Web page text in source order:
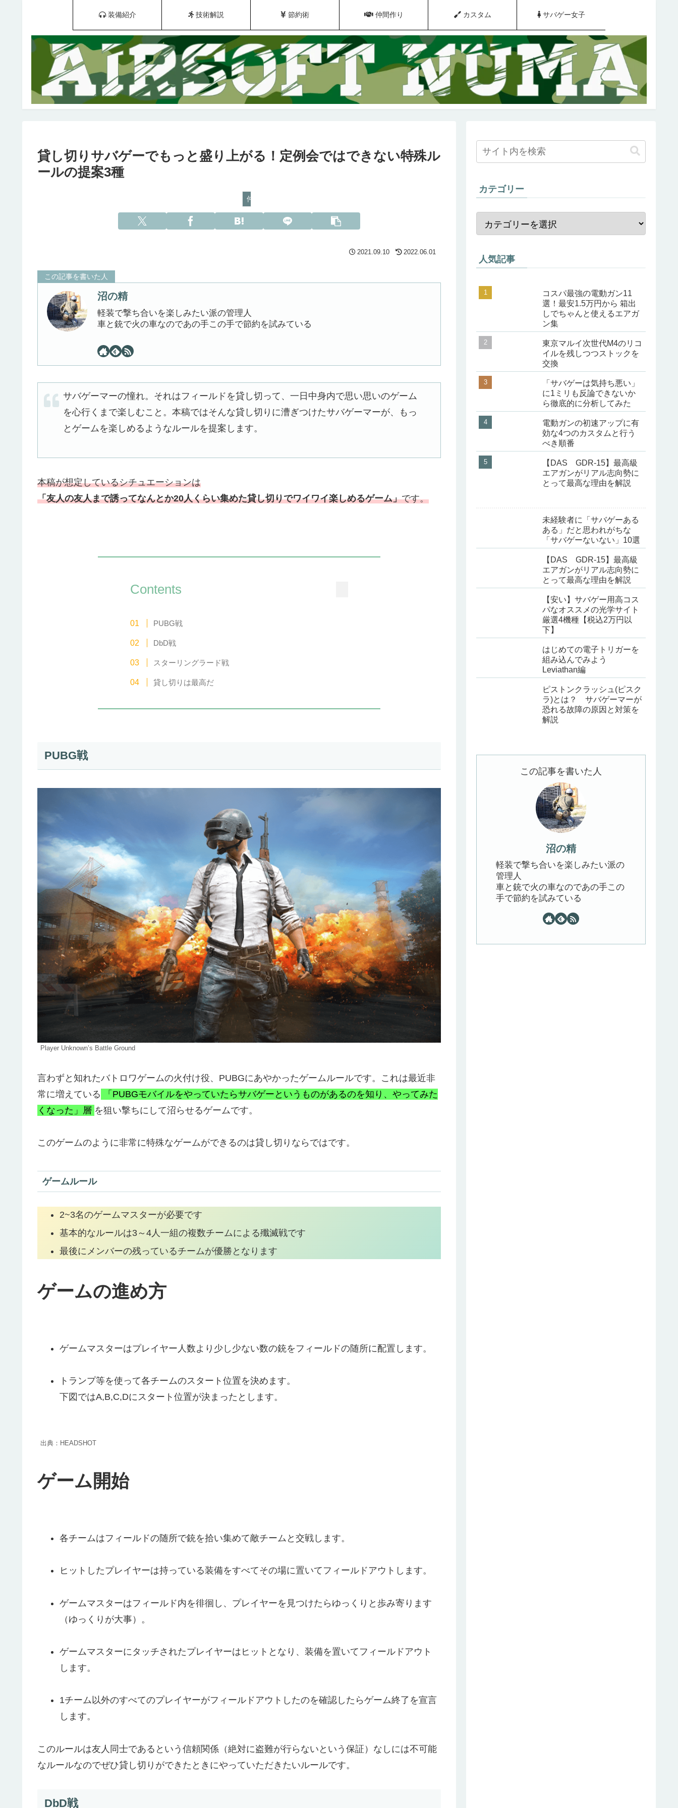
装備紹介 技術解説 節約術 仲間作り カスタム サバゲー女子
貸し切りサバゲーでもっと盛り上がる！定例会ではできない特殊ル
ールの提案3種
仲間づくり
2021.09.10 2022.06.01
この記事を書いた人
沼の精
軽装で撃ち合いを楽しみたい派の管理人
車と銃で火の車なのであの手この手で節約を試みている
サバゲーマーの憧れ。それはフィールドを貸し切って、一日中身内で思い思いのゲーム
を心行くまで楽しむこと。本稿ではそんな貸し切りに漕ぎつけたサバゲーマーが、もっ
とゲームを楽しめるようなルールを提案します。
本稿が想定しているシチュエーションは
「友人の友人まで誘ってなんとか20人くらい集めた貸し切りでワイワイ楽しめるゲーム」です。
Contents
PUBG戦
DbD戦
スターリングラード戦
貸し切りは最高だ
PUBG戦
Player Unknown’s Battle Ground
言わずと知れたバトロワゲームの火付け役、PUBGにあやかったゲームルールです。これは最近非
常に増えている 「PUBGモバイルをやっていたらサバゲーというものがあるのを知り、やってみた
くなった」層 を狙い撃ちにして沼らせるゲームです。
このゲームのように非常に特殊なゲームができるのは貸し切りならではです。
ゲームルール
2~3名のゲームマスターが必要です
基本的なルールは3～4人一組の複数チームによる殲滅戦です
最後にメンバーの残っているチームが優勝となります
ゲームの進め方
ゲームマスターはプレイヤー人数より少し少ない数の銃をフィールドの随所に配置します。
トランプ等を使って各チームのスタート位置を決めます。
下図ではA,B,C,Dにスタート位置が決まったとします。
出典：HEADSHOT
ゲーム開始
各チームはフィールドの随所で銃を拾い集めて敵チームと交戦します。
ヒットしたプレイヤーは持っている装備をすべてその場に置いてフィールドアウトします。
ゲームマスターはフィールド内を徘徊し、プレイヤーを見つけたらゆっくりと歩み寄ります
（ゆっくりが大事）。
ゲームマスターにタッチされたプレイヤーはヒットとなり、装備を置いてフィールドアウト
します。
1チーム以外のすべてのプレイヤーがフィールドアウトしたのを確認したらゲーム終了を宣言
します。
このルールは友人同士であるという信頼関係（絶対に盗難が行らないという保証）なしには不可能
なルールなのでぜひ貸し切りができたときにやっていただきたいルールです。
DbD戦
カテゴリー
人気記事
コスパ最強の電動ガン11
選！最安1.5万円から 箱出
しでちゃんと使えるエアガ
ン集
東京マルイ次世代M4のリコ
イルを残しつつストックを
交換
「サバゲーは気持ち悪い」
に1ミリも反論できないか
ら徹底的に分析してみた
電動ガンの初速アップに有
効な4つのカスタムと行う
べき順番
【DAS GDR-15】最高級
エアガンがリアル志向勢に
とって最高な理由を解説
未経験者に「サバゲーある
ある」だと思われがちな
「サバゲーないない」10選
【DAS GDR-15】最高級
エアガンがリアル志向勢に
とって最高な理由を解説
【安い】サバゲー用高コス
パなオススメの光学サイト
厳選4機種【税込2万円以
下】
はじめての電子トリガーを
組み込んでみよう
Leviathan編
ピストンクラッシュ(ピスク
ラ)とは？ サバゲーマーが
恐れる故障の原因と対策を
解説
この記事を書いた人
沼の精
軽装で撃ち合いを楽しみたい派の
管理人
車と銃で火の車なのであの手この
手で節約を試みている